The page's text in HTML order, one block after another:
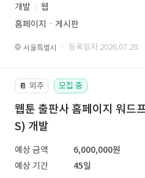
개발
웹
홈페이지ㆍ게시판
서울특별시 · 등록일자 2026.07.28.
📔 외주 모집 중
웹툰 출판사 홈페이지 워드
S) 개발
예상 금액
6,000,000원
예상 기간
45일